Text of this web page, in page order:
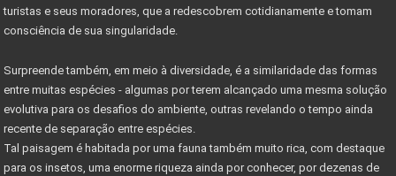
AS 10 LEIS DO INVESTIMENTO EM IMÓVEIS
MERCADO DE RESERVA LEGAL ABRE OPORTUNIDADES
O QUE É RESERVA LEGAL
O QUE SÃO ÁREAS DE PRESERVAÇÃO PERMANENTE
turistas e seus moradores, que a redescobrem cotidianamente e tomam
consciência de sua singularidade.
Surpreende também, em meio à diversidade, é a similaridade das formas
entre muitas espécies - algumas por terem alcançado uma mesma solução
evolutiva para os desafios do ambiente, outras revelando o tempo ainda
recente de separação entre espécies.
Tal paisagem é habitada por uma fauna também muito rica, com destaque
para os insetos, uma enorme riqueza ainda por conhecer, por dezenas de